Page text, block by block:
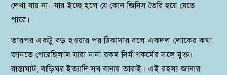
দেখা যায় না। যার ইচ্ছে হলে যে কোন জিনিস তৈরি হয়ে যেতে
পারে।
তারপর একটু বড় হওয়ার পর ঠিকাদার বলে একদল লোকের কথা
জানতে পেরেছিলাম যারা নানা রকম নির্মাণকর্মের সঙ্গে যুক্ত।
রাস্তাঘাট, বাড়িঘর ইত্যাদি সব বানায় তারাই। এই রহস্য জানার